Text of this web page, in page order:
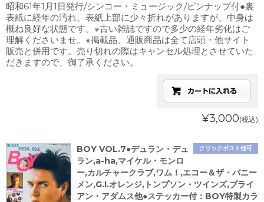
昭和61年1月1日発行/シンコー・ミュージック/ピンナップ付●裏
表紙に経年の汚れ、表紙上部に少々折れがありますが、中身は
概ね良好な状態です。※古い雑誌ですので多少の経年劣化はご
理解くださいませ。※掲載品、通販商品は全て店頭・他サイト
販売と併用です。売り切れの際はキャンセル処理とさせていた
だきますので、御了承ください。
¥3,000(税込)
クリックポスト他可
BOY VOL.7●デュラン・デュ
ラン,a-ha,マイケル・モンロ
ー,カルチャークラブ,ワム！,エコー＆ザ・バニー
メン,G.I.オレンジ,トンプソン・ツインズ,ブライ
アン・アダムス他●ステッカー付：BOY特製カラ